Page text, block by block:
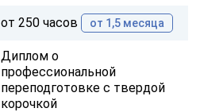
от 250 часов от 1,5 месяца
Диплом о
профессиональной
переподготовке с твердой
корочкой